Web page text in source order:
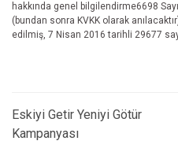
hakkında genel bilgilendirme6698
(bundan sonra KVKK olarak
edilmiş, 7 Nisan 2016 tarihli 29677
Eskiyi Getir Yeniyi Götür
Kampanyası